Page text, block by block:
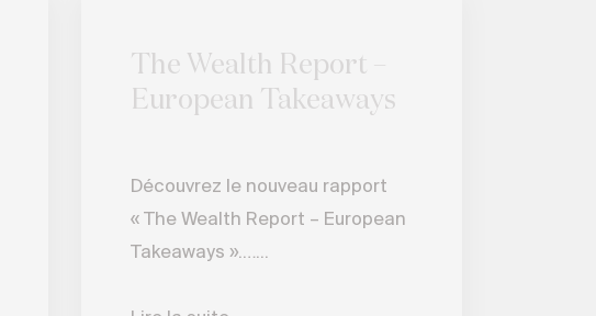
The Wealth Report –
European Takeaways
Découvrez le nouveau rapport
« The Wealth Report – European
Takeaways ».…...